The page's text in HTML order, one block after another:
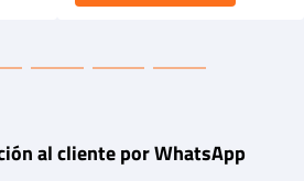
al cliente por WhatsApp